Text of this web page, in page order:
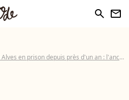
search newsletter
prison depuis près d'un an : l'ancien joueur du PSG fait finalement face à de très graves accusations